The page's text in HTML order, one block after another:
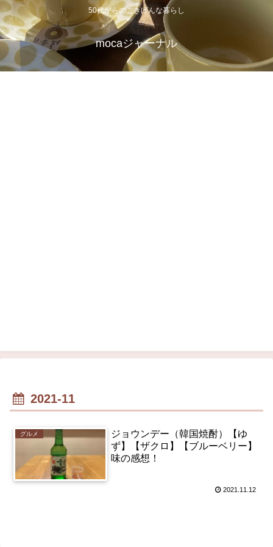
50代からのごきげんな暮らし
mocaジャーナル
2021-11
グルメ
ジョウンデー（韓国焼酎）【ゆ
ず】【ザクロ】【ブルーベリー】
味の感想！
2021.11.12